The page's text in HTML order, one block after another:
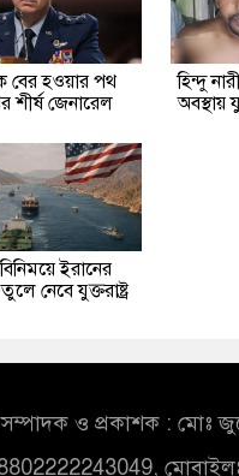
বের হওয়ার পথ
শীর্ষ জেনারেল
হিন্দু
ইরানের
নেবে যুক্তরাষ্ট্র
সম্পাদক ও প্রকাশক : মোঃ